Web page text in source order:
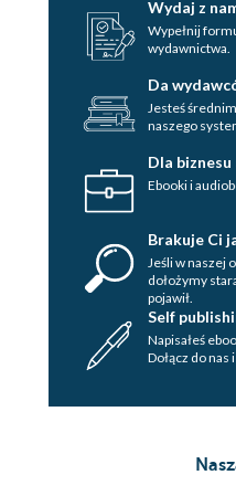
Literackie
Twoja pierwsza sieć
Warstwa
Komórka
Generowanie
Rozszerzenia sieci
Sieci
Modele koder-
Wydaj z
Wypełnij
wydawnictwa.
Da
Jesteś
naszego
Dla biznesu
Ebooki i
Brakuje Ci
Jeśli w naszej
dołożymy
pojawił.
Self
Napisałeś
Dołącz do nas